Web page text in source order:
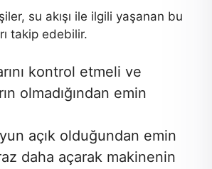
su akışı ile ilgili yaşanan bu
takip edebilir.
kontrol etmeli ve
olmadığından emin
açık olduğundan emin
daha açarak makinenin